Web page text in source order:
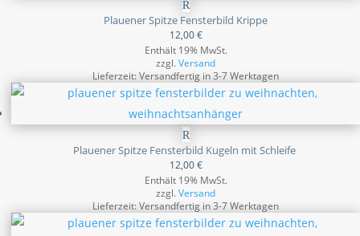
Plauener Spitze Fensterbild Krippe
12,00€
Enthält 19% MwSt.
zzgl.Versand
Lieferzeit: Versandfertig in 3-7 Werktagen
Plauener Spitze Fensterbild Kugeln mit Schleife
12,00€
Enthält 19% MwSt.
zzgl.Versand
Lieferzeit: Versandfertig in 3-7 Werktagen